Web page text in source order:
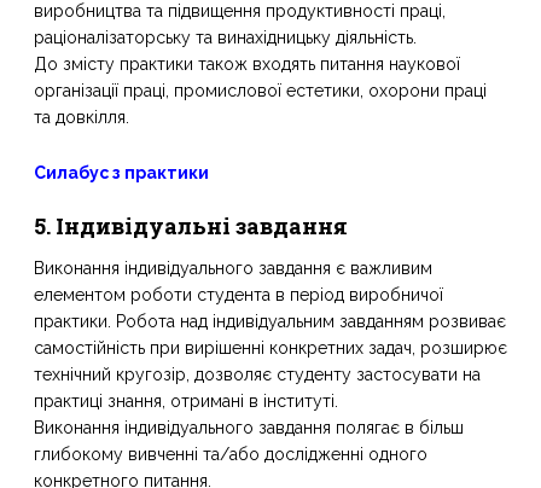
виробництва та підвищення продуктивності праці,
раціоналізаторську та винахідницьку діяльність.
До змісту практики також входять питання наукової
організації праці, промислової естетики, охорони праці
та довкілля.
Силабус з практики
5. Індивідуальні завдання
Виконання індивідуального завдання є важливим
елементом роботи студента в період виробничої
практики. Робота над індивідуальним завданням розвиває
самостійність при вирішенні конкретних задач, розширює
технічний кругозір, дозволяє студенту застосувати на
практиці знання, отримані в інституті.
Виконання індивідуального завдання полягає в більш
глибокому вивченні та/або дослідженні одного
конкретного питання.